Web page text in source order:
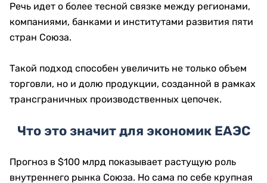
Речь идет о более тесной связке между регионами,
компаниями, банками и институтами развития пяти
стран Союза.
Такой подход способен увеличить не только объем
торговли, но и долю продукции, созданной в рамках
трансграничных производственных цепочек.
Что это значит для экономик ЕАЭС
Прогноз в $100 млрд показывает растущую роль
внутреннего рынка Союза. Но сама по себе крупная